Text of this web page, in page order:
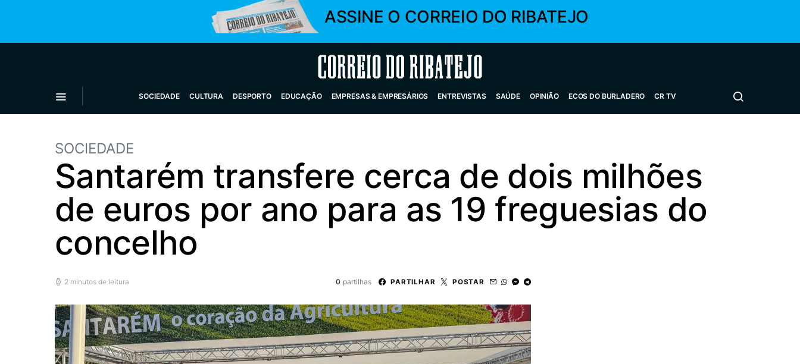
ASSINE O CORREIO DO RIBATEJO
Correio do Ribatejo
SOCIEDADE CULTURA DESPORTO EDUCAÇÃO EMPRESAS & EMPRESÁRIOS ENTREVISTAS SAÚDE OPINIÃO ECOS DO BURLADERO CR TV
SOCIEDADE
Santarém transfere cerca de dois milhões
de euros por ano para as 19 freguesias do
concelho
2 minutos de leitura 0 partilhas PARTILHAR POSTAR